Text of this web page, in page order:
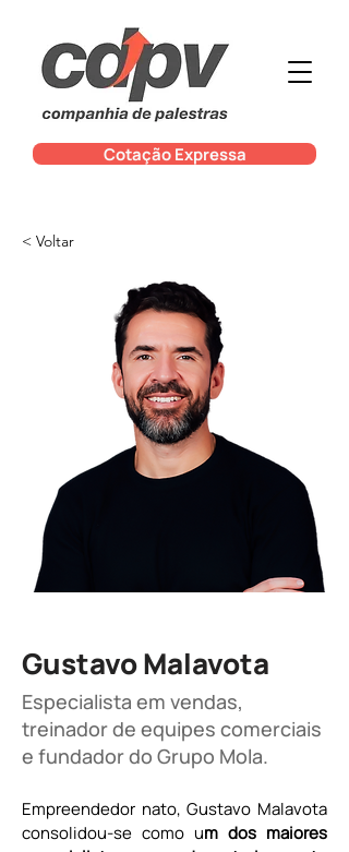
Cotação Expressa
< Voltar
Gustavo Malavota
Especialista em vendas,
treinador de equipes comerciais
e fundador do Grupo Mola.
Empreendedor nato, Gustavo Malavota
consolidou-se como um dos maiores